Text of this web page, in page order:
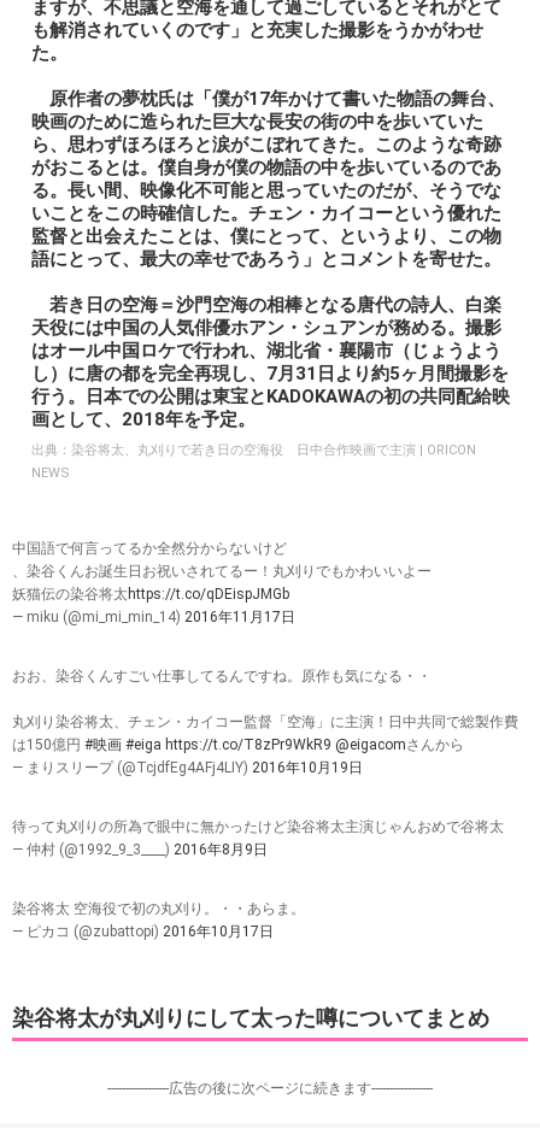
ますが、不思議と空海を通して過ごしているとそれがとて
も解消されていくのです」と充実した撮影をうかがわせ
た。
原作者の夢枕氏は「僕が17年かけて書いた物語の舞台、
映画のために造られた巨大な長安の街の中を歩いていた
ら、思わずほろほろと涙がこぼれてきた。このような奇跡
がおこるとは。僕自身が僕の物語の中を歩いているのであ
る。長い間、映像化不可能と思っていたのだが、そうでな
いことをこの時確信した。チェン・カイコーという優れた
監督と出会えたことは、僕にとって、というより、この物
語にとって、最大の幸せであろう」とコメントを寄せた。
若き日の空海＝沙門空海の相棒となる唐代の詩人、白楽
天役には中国の人気俳優ホアン・シュアンが務める。撮影
はオール中国ロケで行われ、湖北省・襄陽市（じょうよう
し）に唐の都を完全再現し、7月31日より約5ヶ月間撮影を
行う。日本での公開は東宝とKADOKAWAの初の共同配給映
画として、2018年を予定。
出典： 染谷将太、丸刈りで若き日の空海役 日中合作映画で主演 | ORICON
NEWS
中国語で何言ってるか全然分からないけど
、染谷くんお誕生日お祝いされてるー！丸刈りでもかわいいよー
妖猫伝の染谷将太 https://t.co/qDEispJMGb
— miku (@mi_mi_min_14) 2016年11月17日
おお、染谷くんすごい仕事してるんですね。原作も気になる・・
丸刈り染谷将太、チェン・カイコー監督「空海」に主演！日中共同で総製作費
は150億円 #映画 #eiga https://t.co/T8zPr9WkR9 @eigacomさんから
— まりスリープ (@TcjdfEg4AFj4LIY) 2016年10月19日
待って丸刈りの所為で眼中に無かったけど染谷将太主演じゃんおめで谷将太
— 仲村 (@1992_9_3____) 2016年8月9日
染谷将太 空海役で初の丸刈り。・・あらま。
— ピカコ (@zubattopi) 2016年10月17日
染谷将太が丸刈りにして太った噂についてまとめ
-----------------広告の後に次ページに続きます-----------------